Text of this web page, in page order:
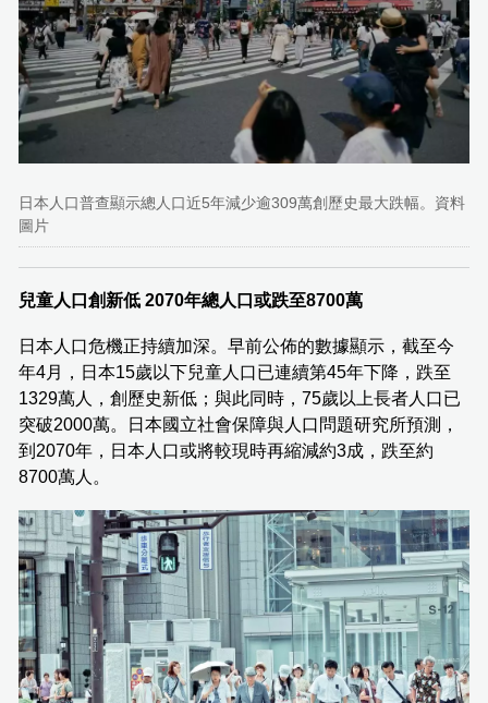
日本人口普查顯示總人口近5年減少逾309萬創歷史最大跌幅。資料
圖片
兒童人口創新低 2070年總人口或跌至8700萬
日本人口危機正持續加深。早前公佈的數據顯示，截至今
年4月，日本15歲以下兒童人口已連續第45年下降，跌至
1329萬人，創歷史新低；與此同時，75歲以上長者人口已
突破2000萬。日本國立社會保障與人口問題研究所預測，
到2070年，日本人口或將較現時再縮減約3成，跌至約
8700萬人。